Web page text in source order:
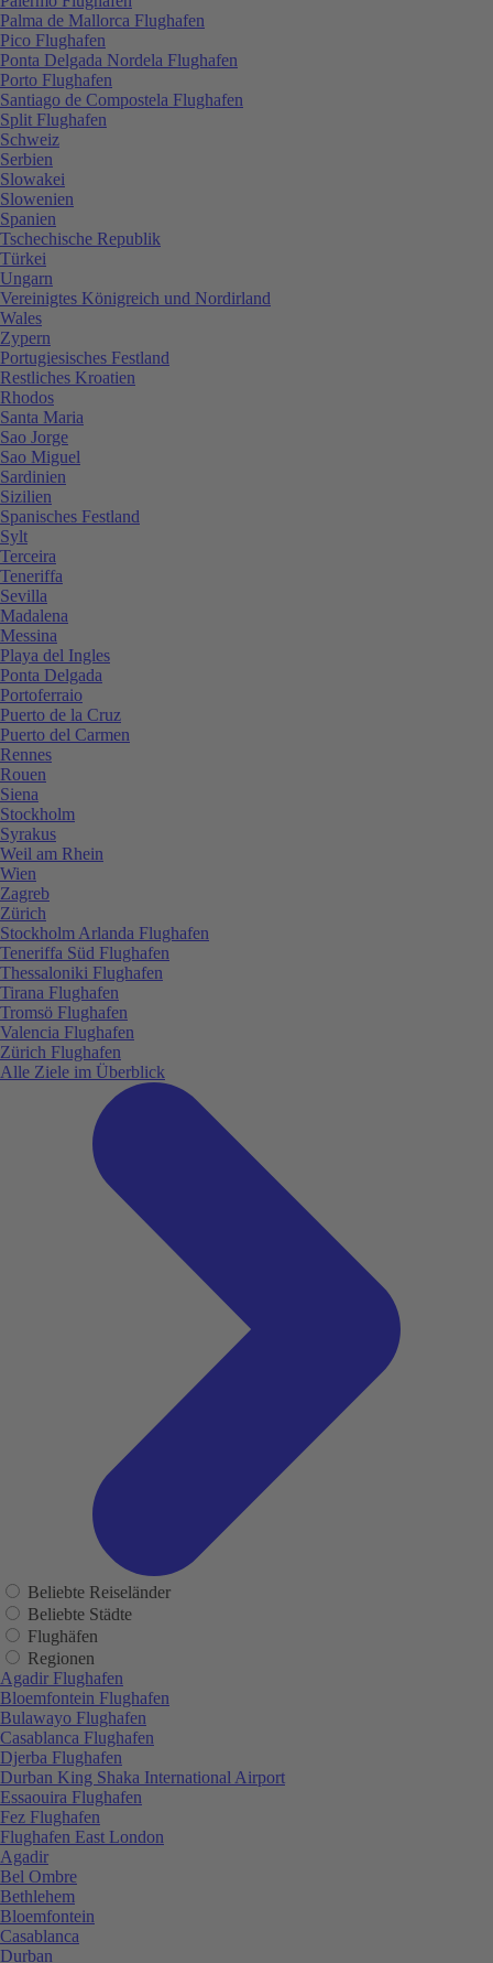
Palma de Mallorca Flughafen
Pico Flughafen
Ponta Delgada Nordela Flughafen
Porto Flughafen
Santiago de Compostela Flughafen
Split Flughafen
Schweiz
Serbien
Slowakei
Slowenien
Spanien
Tschechische Republik
Türkei
Ungarn
Vereinigtes Königreich und Nordirland
Wales
Zypern
Portugiesisches Festland
Restliches Kroatien
Rhodos
Santa Maria
Sao Jorge
Sao Miguel
Sardinien
Sizilien
Spanisches Festland
Sylt
Terceira
Teneriffa
Sevilla
Madalena
Messina
Playa del Ingles
Ponta Delgada
Portoferraio
Puerto de la Cruz
Puerto del Carmen
Rennes
Rouen
Siena
Stockholm
Syrakus
Weil am Rhein
Wien
Zagreb
Zürich
Stockholm Arlanda Flughafen
Teneriffa Süd Flughafen
Thessaloniki Flughafen
Tirana Flughafen
Tromsö Flughafen
Valencia Flughafen
Zürich Flughafen
Alle Ziele im Überblick
Beliebte Reiseländer
Beliebte Städte
Flughäfen
Regionen
Agadir Flughafen
Bloemfontein Flughafen
Bulawayo Flughafen
Casablanca Flughafen
Djerba Flughafen
Durban King Shaka International Airport
Essaouira Flughafen
Fez Flughafen
Flughafen East London
Agadir
Bel Ombre
Bethlehem
Bloemfontein
Casablanca
Durban